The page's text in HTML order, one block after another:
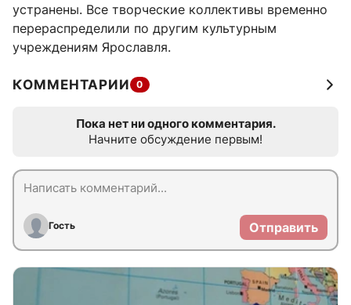
устранены. Все творческие коллективы временно
перераспределили по другим культурным
учреждениям Ярославля.
КОММЕНТАРИИ 0
Пока нет ни одного комментария.
Начните обсуждение первым!
Гость Отправить